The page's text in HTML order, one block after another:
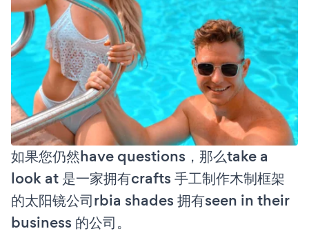
如果您仍然have questions，那么take a
look at 是一家拥有crafts 手工制作木制框架
的太阳镜公司rbia shades 拥有seen in their
business 的公司。